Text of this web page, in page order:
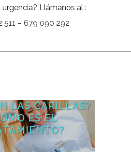
urgencia? Llámanos al :
511 – 679 090 292
LAS CARILLAS?
ES EL